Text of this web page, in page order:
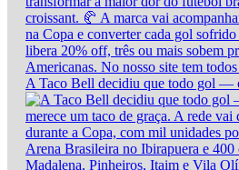
A Taco Bell decidiu que todo gol —